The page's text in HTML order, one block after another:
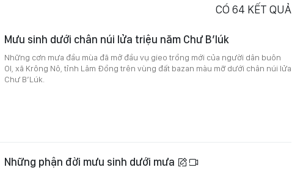
CÓ 64 KẾT QUẢ
Mưu sinh dưới chân núi lửa triệu năm Chư B’lúk
Những cơn mưa đầu mùa đã mở đầu vụ gieo trồng mới của người dân buôn
Ol, xã Krông Nô, tỉnh Lâm Đồng trên vùng đất bazan màu mỡ dưới chân núi lửa
Chư B’Lúk.
Những phận đời mưu sinh dưới mưa